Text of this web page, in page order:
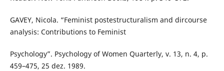
GAVEY, Nicola. “Feminist postestructuralism and dircourse
analysis: Contributions to Feminist
Psychology”. Psychology of Women Quarterly, v. 13, n. 4, p.
459–475, 25 dez. 1989.